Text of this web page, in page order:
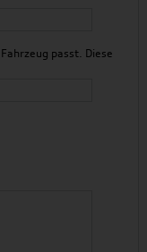
passt. Diese